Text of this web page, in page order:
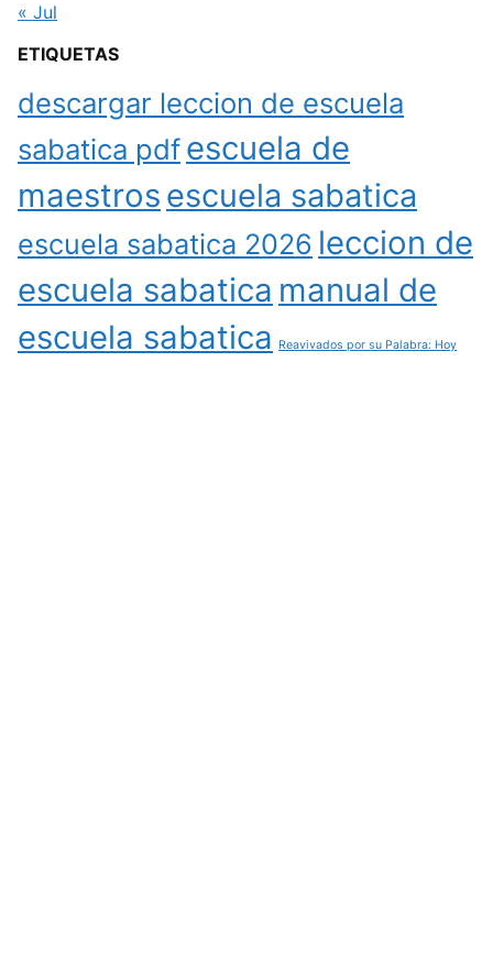
« Jul
ETIQUETAS
descargar leccion de escuela
sabatica pdfescuela de
maestros escuela sabatica
escuela sabatica 2026 leccion de
escuela sabatica manual de
escuela sabatica
Reavivados por su Palabra: Hoy